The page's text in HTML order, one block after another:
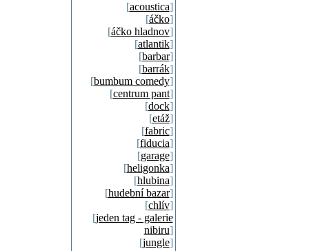
[acoustica]
[áčko]
[áčko hladnov]
[atlantik]
[barbar]
[barrák]
[bumbum comedy]
[centrum pant]
[dock]
[etáž]
[fabric]
[fiducia]
[garage]
[heligonka]
[hlubina]
[hudební bazar]
[chlív]
[jeden tag - galerie
nibiru]
[jungle]